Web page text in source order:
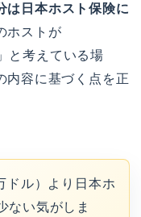
は日本ホスト保険に
ホストが
と考えている場
内容に基づく点を正
ドル）より日本ホ
ない気がしま